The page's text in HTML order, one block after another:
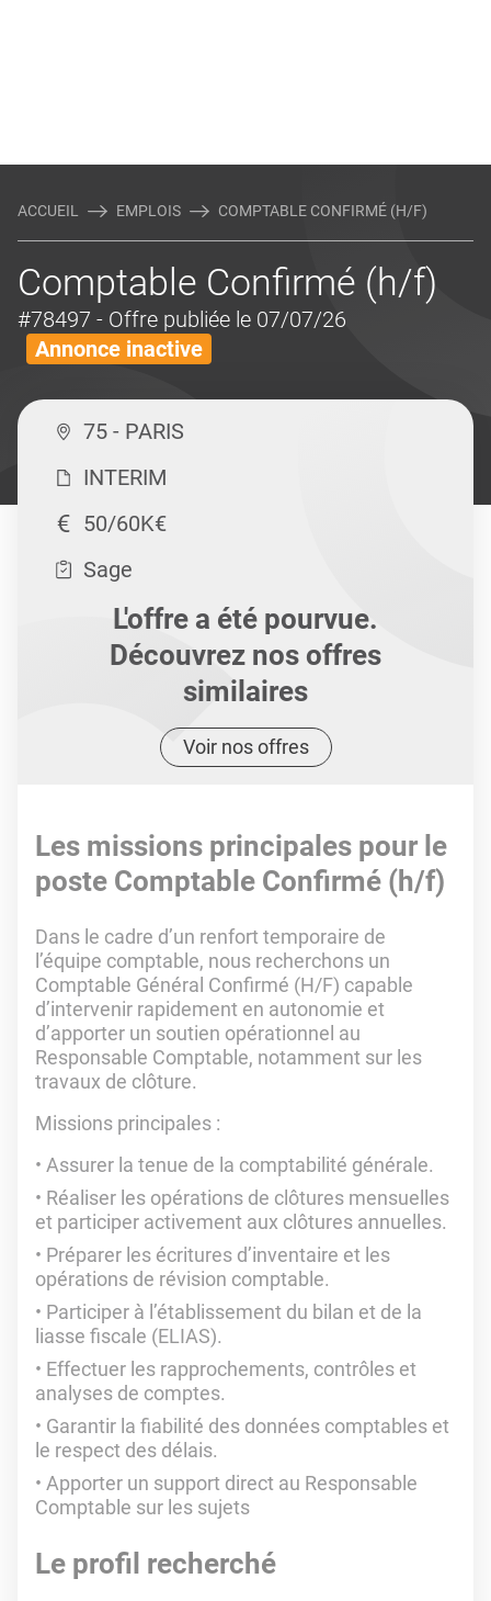
ACCUEIL EMPLOIS COMPTABLE CONFIRMÉ (H/F)
Comptable Confirmé (h/f)
#78497 - Offre publiée le 07/07/26
Annonce inactive
75 - PARIS
INTERIM
50/60K€
Sage
L'offre a été pourvue.
Découvrez nos offres
similaires
Voir nos offres
Les missions principales pour le
poste Comptable Confirmé (h/f)
Dans le cadre d’un renfort temporaire de
l’équipe comptable, nous recherchons un
Comptable Général Confirmé (H/F) capable
d’intervenir rapidement en autonomie et
d’apporter un soutien opérationnel au
Responsable Comptable, notamment sur les
travaux de clôture.
Missions principales :
Assurer la tenue de la comptabilité générale.
Réaliser les opérations de clôtures mensuelles
et participer activement aux clôtures annuelles.
Préparer les écritures d’inventaire et les
opérations de révision comptable.
Participer à l’établissement du bilan et de la
liasse fiscale (ELIAS).
Effectuer les rapprochements, contrôles et
analyses de comptes.
Garantir la fiabilité des données comptables et
le respect des délais.
Apporter un support direct au Responsable
Comptable sur les sujets
Le profil recherché